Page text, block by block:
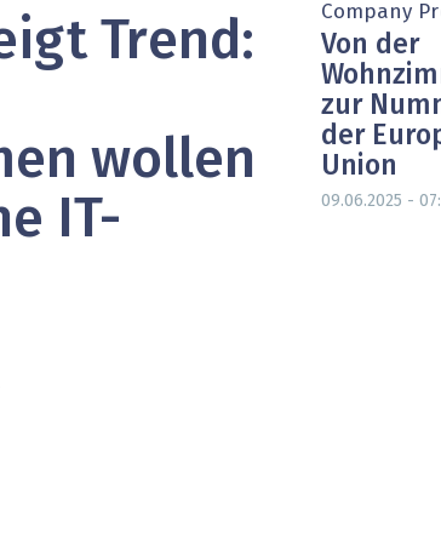
wird digital
DSGVO
Managed Services & Co.
IT for Health
Artificial
Finance 2030
Fintech &
Trend:
wollen
IT-
Company
Von der
zur
der
Union
09.06.2025 -